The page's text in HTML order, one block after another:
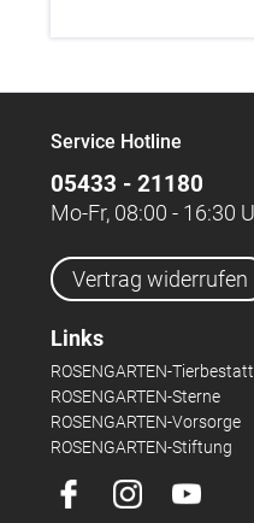
Service Hotline
05433 - 21180
Mo-Fr, 08:00 - 16:30
Vertrag widerrufen
Links
ROSENGARTEN-
ROSENGARTEN-Sterne
ROSENGARTEN-Vorsorge
ROSENGARTEN-Stiftung